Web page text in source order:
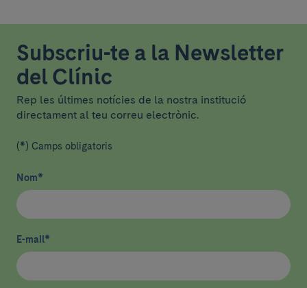
Subscriu-te a la Newsletter
del Clínic
Rep les últimes notícies de la nostra institució
directament al teu correu electrònic.
(*) Camps obligatoris
Nom*
E-mail*